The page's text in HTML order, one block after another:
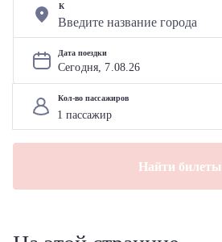
К
Дата поездки
Сегодня, 7.08.26
Кол-во пассажиров
Найти билеты